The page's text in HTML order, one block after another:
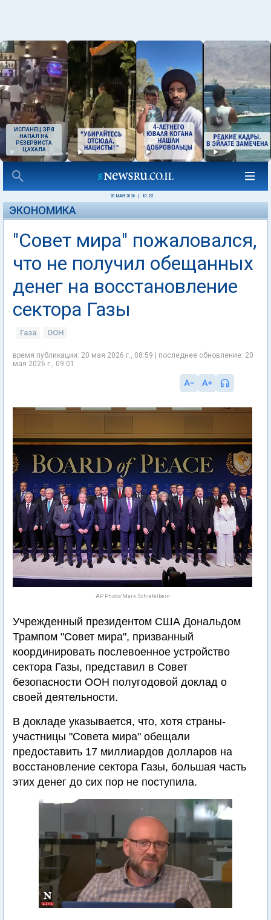
ИСПАНЕЦ ЗРЯ
НАПАЛ НА
РЕЗЕРВИСТА
ЦАХАЛА
20 МАЯ 2026 10:22
ЭКОНОМИКА
"Совет мира" пожаловался,
что не получил обещанных
денег на восстановление
сектора Газы
Газа ООН
время публикации: 20 мая 2026 г., 08:59 | последнее обновление: 20
мая 2026 г., 09:01
AP Photo/Mark Schiefelbein
Учрежденный президентом США Дональдом
Трампом "Совет мира", призванный
координировать послевоенное устройство
сектора Газы, представил в Совет
безопасности ООН полугодовой доклад о
своей деятельности.
В докладе указывается, что, хотя страны-
участницы "Совета мира" обещали
предоставить 17 миллиардов долларов на
восстановление сектора Газы, большая часть
этих денег до сих пор не поступила.